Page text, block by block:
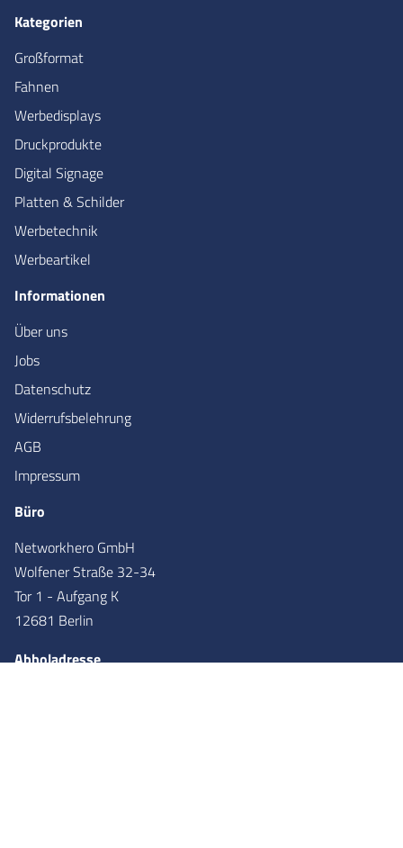
Kategorien
Großformat
Fahnen
Werbedisplays
Druckprodukte
Digital Signage
Platten & Schilder
Werbetechnik
Werbeartikel
Informationen
Über uns
Jobs
Datenschutz
Widerrufsbelehrung
AGB
Impressum
Büro
Networkhero GmbH
Wolfener Straße 32-34
Tor 1 - Aufgang K
12681 Berlin
Abholadresse